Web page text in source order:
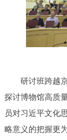
研讨班跨越京
探讨博物馆高质
员对习近平文化
略意义的把握更